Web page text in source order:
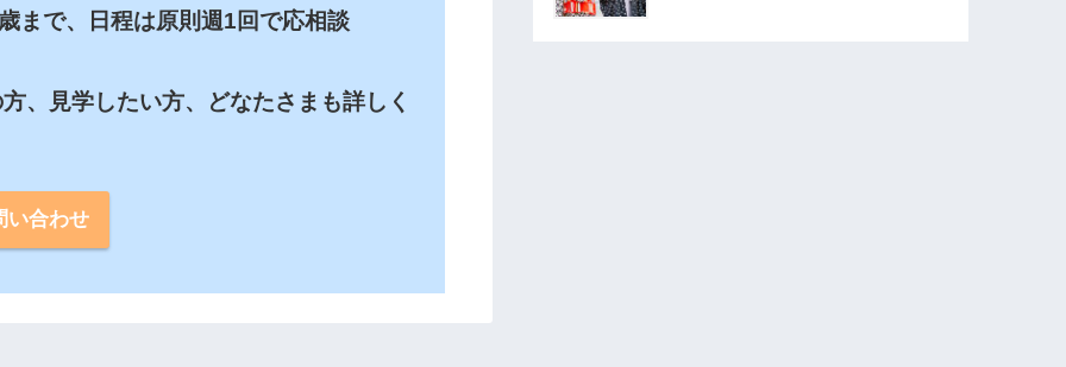
まで、日程は原則週1回で応相談
、見学したい方、どなたさまも詳しく
い合わせ